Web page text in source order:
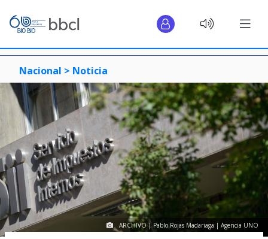
Nacional > Noticia
ARCHIVO | Pablo Rojas Madariaga | Agencia UNO